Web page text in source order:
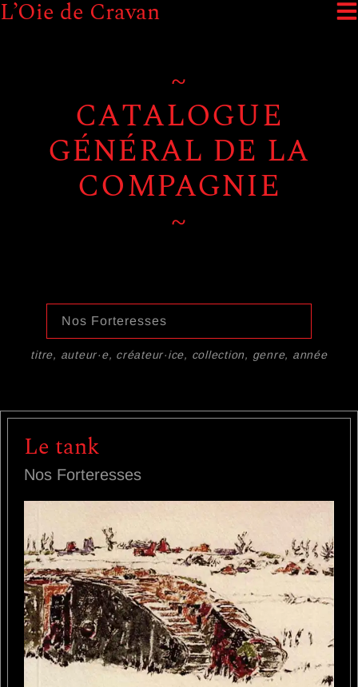
L’Oie de Cravan
~
CATALOGUE
GÉNÉRAL DE LA
COMPAGNIE
~
titre, auteur·e, créateur·ice, collection, genre, année
Le tank
Nos Forteresses